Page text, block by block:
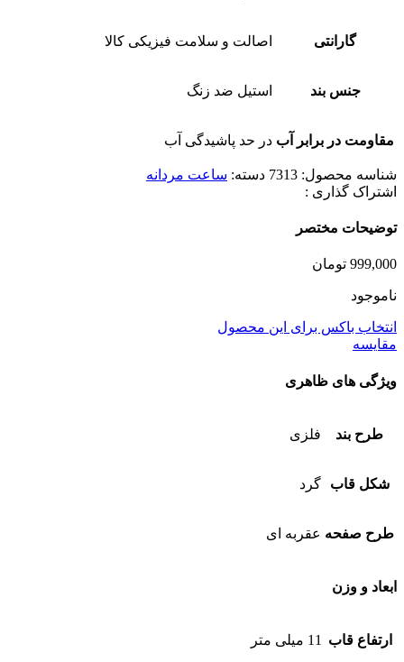
گارانتی اصالت و سلامت فیزیکی کالا
جنس بند استیل ضد زنگ
مقاومت در برابر آب در حد پاشیدگی آب
شناسه محصول: 7313 دسته: ساعت مردانه
اشتراک گذاری :
توضیحات مختصر
999,000 تومان
ناموجود
انتخاب باکس برای این محصول
مقایسه
ویژگی های ظاهری
طرح بند فلزی
شکل قاب گرد
طرح صفحه عقربه ای
ابعاد و وزن
ارتفاع قاب 11 میلی متر